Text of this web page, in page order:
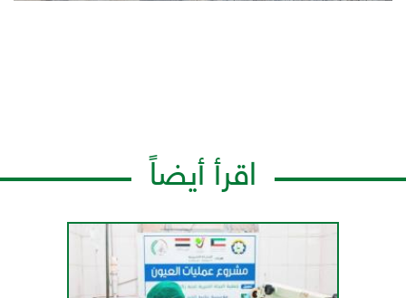
اقرأ أيضاً